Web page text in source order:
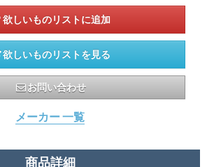
欲しいものリストを見る
お問い合わせ
メーカー 一覧
商品詳細